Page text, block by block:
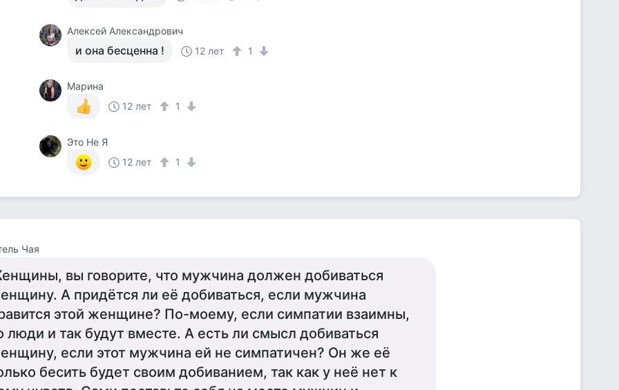
Алексей Александрович
и она бесценна ! 12 лет 1
Марина
12 лет
1
Это Не Я
12 лет
1
Чая
вы говорите, что мужчина должен добиваться
А придётся ли её добиваться, если мужчина
этой женщине? По-моему, если симпатии взаимны,
люди и так будут вместе. А есть ли смысл добиваться
если этот мужчина ей не симпатичен? Он же её
бесить будет своим добиванием, так как у неё нет к